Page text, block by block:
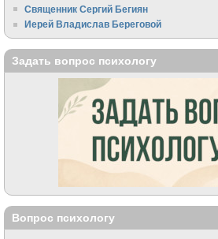
Священник Сергий Бегиян
Иерей Владислав Береговой
Задать вопрос психологу
Вопрос психологу